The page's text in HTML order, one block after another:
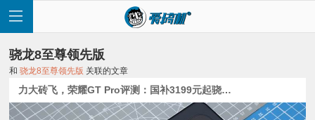
骁龙8至尊领先版
和骁龙8至尊领先版 关联的文章
力大砖飞，荣耀GT Pro评测：国补3199元起骁龙8至尊领先版+7200mAh电池